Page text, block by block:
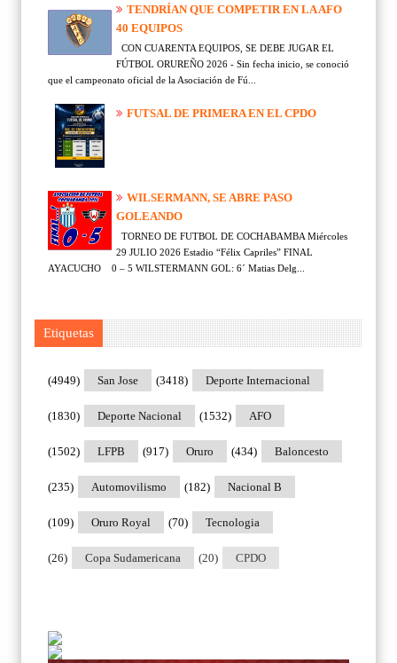
TENDRÍAN QUE COMPETIR EN LA AFO
40 EQUIPOS
CON CUARENTA EQUIPOS, SE DEBE JUGAR EL
FÚTBOL ORUREÑO 2026 - Sin fecha inicio, se conoció
que el campeonato oficial de la Asociación de Fú...
FUTSAL DE PRIMERA EN EL CPDO
WILSERMANN, SE ABRE PASO
GOLEANDO
TORNEO DE FUTBOL DE COCHABAMBA Miércoles
29 JULIO 2026 Estadio “Félix Capriles” FINAL
AYACUCHO 0 – 5 WILSTERMANN GOL: 6´ Matias Delg...
Etiquetas
San Jose
(4949) Deporte Internacional
(3418)
Deporte Nacional
(1830) AFO
(1532)
LFPB
(1502) Oruro
(917) Baloncesto
(434)
Automovilismo
(235) Nacional B
(182)
Oruro Royal
(109) Tecnologia
(70)
Copa Sudamericana
(26) CPDO
(20)